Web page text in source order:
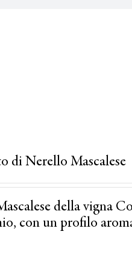
di Nerello Mascalese
della vigna
con un profilo